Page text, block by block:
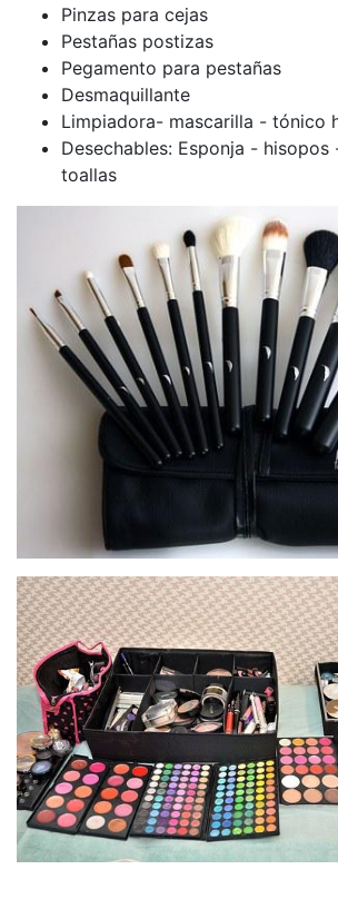
Pinzas para cejas
Pestañas postizas
Pegamento para pestañas
Desmaquillante
Limpiadora- mascarilla - tónico
Desechables: Esponja -
toallas